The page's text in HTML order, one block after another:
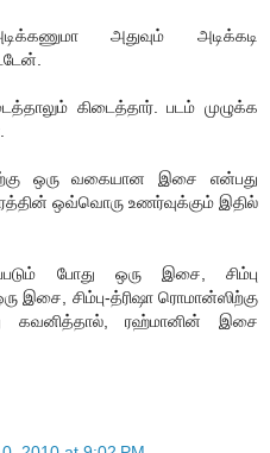
அதுவும் அடிக்கடி
கிடைத்தார். படம் முழுக்க
ஒரு வகையான இசை என்பது
ஒவ்வொரு உணர்வுக்கும் இதில்
போது ஒரு இசை, சிம்பு
இசை, சிம்பு-த்ரிஷா ரொமான்ஸிற்கு
ரஹ்மானின் இசை